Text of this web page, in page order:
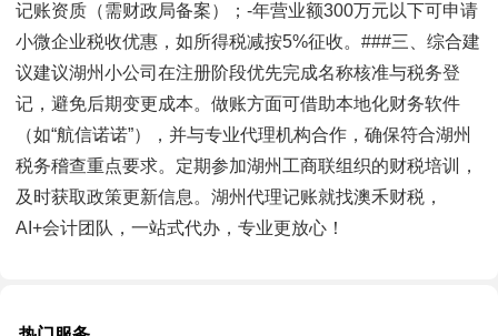
记账资质（需财政局备案）；-年营业额300万元以下可申请
小微企业税收优惠，如所得税减按5%征收。###三、综合建
议建议湖州小公司在注册阶段优先完成名称核准与税务登
记，避免后期变更成本。做账方面可借助本地化财务软件
（如“航信诺诺”），并与专业代理机构合作，确保符合湖州
税务稽查重点要求。定期参加湖州工商联组织的财税培训，
及时获取政策更新信息。湖州代理记账就找澳禾财税，
AI+会计团队，一站式代办，专业更放心！